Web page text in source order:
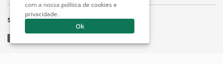
Siga
com a nossa política de cookies e
privacidade.
Ok